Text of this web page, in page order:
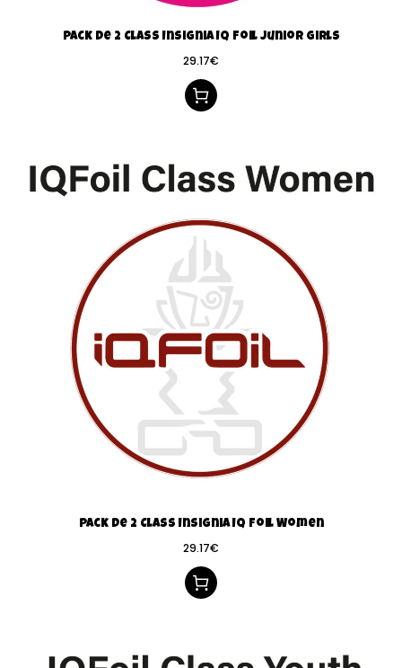
Pack de 2 Class Insignia IQ Foil Junior Girls
29.17€
Pack de 2 Class Insignia IQ Foil Women
29.17€